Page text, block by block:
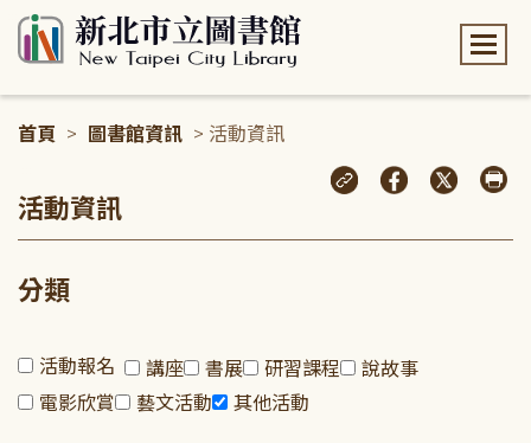
首頁 > 圖書館資訊 > 活動資訊
活動資訊
分類
活動報名 講座 書展 研習課程
說故事
電影欣賞
藝文活動 其他活動